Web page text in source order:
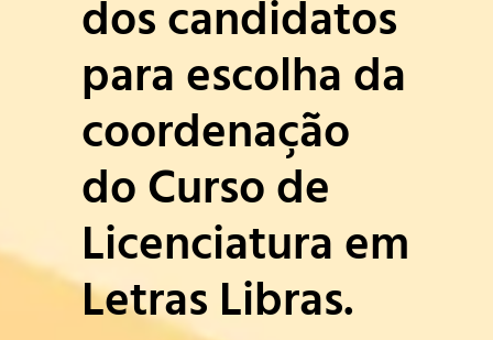
Objetivo do Curso
Perfil profissional
Formatura 2019.1
Gestão do curso
Ex-coordenadores
dos candidatos
para escolha da
coordenação
do Curso de
Licenciatura em
Letras Libras.